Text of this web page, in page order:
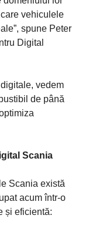
vehiculele
spune Peter
Digital
vedem
de până
Scania
Scania există
acum într-o
și eficientă: